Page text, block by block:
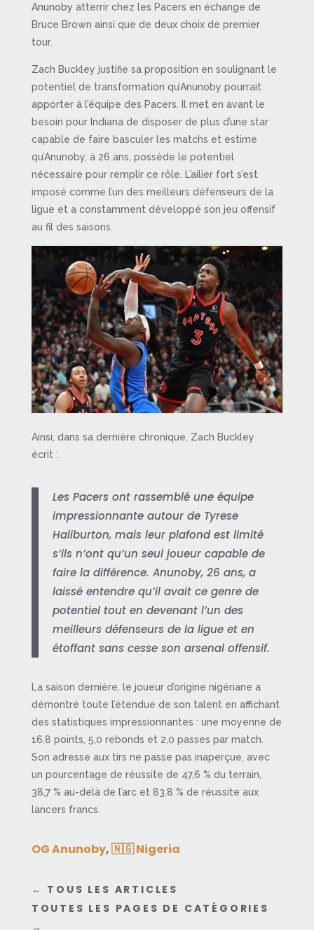
Anunoby atterrir chez les Pacers en échange de
Bruce Brown ainsi que de deux choix de premier
tour.
Zach Buckley justifie sa proposition en soulignant le
potentiel de transformation qu’Anunoby pourrait
apporter à l’équipe des Pacers. Il met en avant le
besoin pour Indiana de disposer de plus d’une star
capable de faire basculer les matchs et estime
qu’Anunoby, à 26 ans, possède le potentiel
nécessaire pour remplir ce rôle. L’ailier fort s’est
imposé comme l’un des meilleurs défenseurs de la
ligue et a constamment développé son jeu offensif
au fil des saisons.
Ainsi, dans sa dernière chronique, Zach Buckley
écrit :
Les Pacers ont rassemblé une équipe
impressionnante autour de Tyrese
Haliburton, mais leur plafond est limité
s’ils n’ont qu’un seul joueur capable de
faire la différence. Anunoby, 26 ans, a
laissé entendre qu’il avait ce genre de
potentiel tout en devenant l’un des
meilleurs défenseurs de la ligue et en
étoffant sans cesse son arsenal offensif.
La saison dernière, le joueur d’origine nigériane a
démontré toute l’étendue de son talent en affichant
des statistiques impressionnantes : une moyenne de
16,8 points, 5,0 rebonds et 2,0 passes par match.
Son adresse aux tirs ne passe pas inaperçue, avec
un pourcentage de réussite de 47,6 % du terrain,
38,7 % au-delà de l’arc et 83,8 % de réussite aux
lancers francs.
OG Anunoby,🇳🇬 Nigeria
← TOUS LES ARTICLES
TOUTES LES PAGES DE CATÉGORIES
→